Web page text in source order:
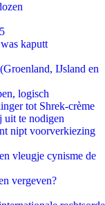
kaputt
IJsland en
logisch
tot Shrek-crème
uit te nodigen
nipt voorverkiezing
vleugje cynisme de
vergeven?